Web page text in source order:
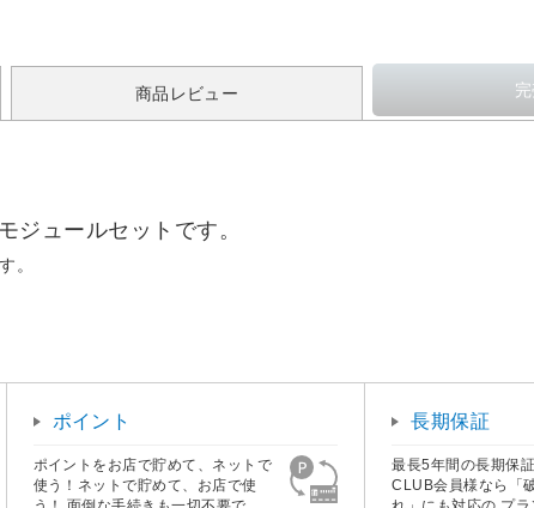
商品レビュー
ジュールセットです。
。
ポイント
ポイントをお店で貯めて、ネットで
使う！ネットで貯めて、お店で使
長期保証
最長5年間の長期保
CLUB会員様なら「